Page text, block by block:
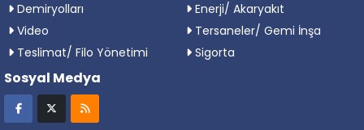
Demiryolları
Enerji/ Akaryakıt
Video
Tersaneler/ Gemi İnşa
Teslimat/ Filo Yönetimi
Sigorta
Sosyal Medya